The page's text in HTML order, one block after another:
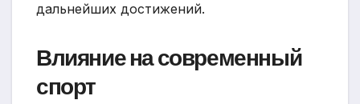
дальнейших достижений.
Влияние на современный
спорт